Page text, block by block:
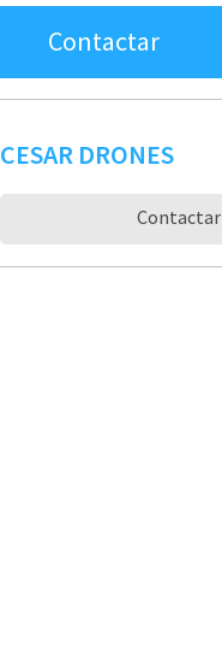
Contactar
CESAR DRONES
Contactar